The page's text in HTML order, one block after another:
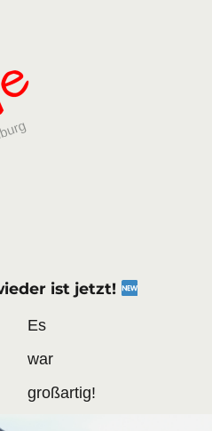
ist jetzt!
Es
war
großartig!